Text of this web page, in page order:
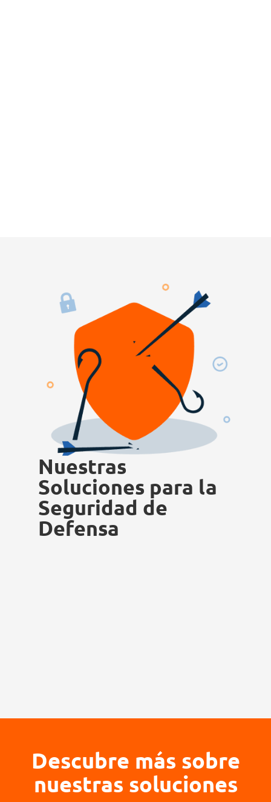
Nuestras
Soluciones para la
Seguridad de
Defensa
Descubre más sobre
nuestras soluciones